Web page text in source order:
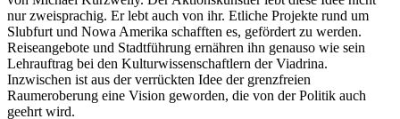
nur zweisprachig. Er lebt auch von ihr. Etliche Projekte rund um
Slubfurt und Nowa Amerika schafften es, gefördert zu werden.
Reiseangebote und Stadtführung ernähren ihn genauso wie sein
Lehrauftrag bei den Kulturwissenschaftlern der Viadrina.
Inzwischen ist aus der verrückten Idee der grenzfreien
Raumeroberung eine Vision geworden, die von der Politik auch
geehrt wird.